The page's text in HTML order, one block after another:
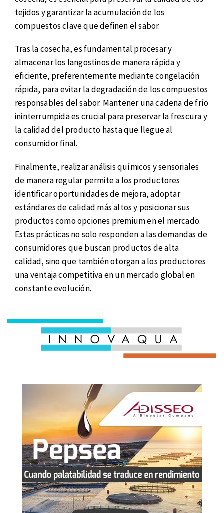
tejidos y garantizar la acumulación de los
compuestos clave que definen el sabor.
Tras la cosecha, es fundamental procesar y
almacenar los langostinos de manera rápida y
eficiente, preferentemente mediante congelación
rápida, para evitar la degradación de los compuestos
responsables del sabor. Mantener una cadena de frío
ininterrumpida es crucial para preservar la frescura y
la calidad del producto hasta que llegue al
consumidor final.
Finalmente, realizar análisis químicos y sensoriales
de manera regular permite a los productores
identificar oportunidades de mejora, adoptar
estándares de calidad más altos y posicionar sus
productos como opciones premium en el mercado.
Estas prácticas no solo responden a las demandas de
consumidores que buscan productos de alta
calidad, sino que también otorgan a los productores
una ventaja competitiva en un mercado global en
constante evolución.